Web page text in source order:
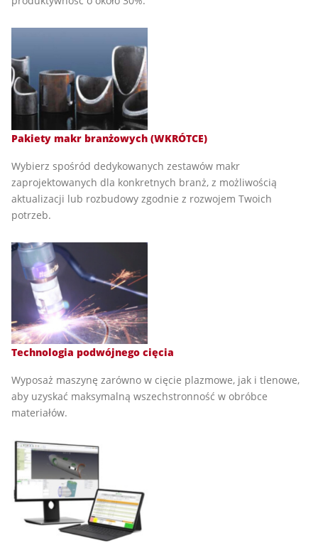
Pakiety makr branżowych (WKRÓTCE)
Wybierz spośród dedykowanych zestawów makr
zaprojektowanych dla konkretnych branż, z możliwością
aktualizacji lub rozbudowy zgodnie z rozwojem Twoich
potrzeb.
Technologia podwójnego cięcia
Wyposaż maszynę zarówno w cięcie plazmowe, jak i tlenowe,
aby uzyskać maksymalną wszechstronność w obróbce
materiałów.